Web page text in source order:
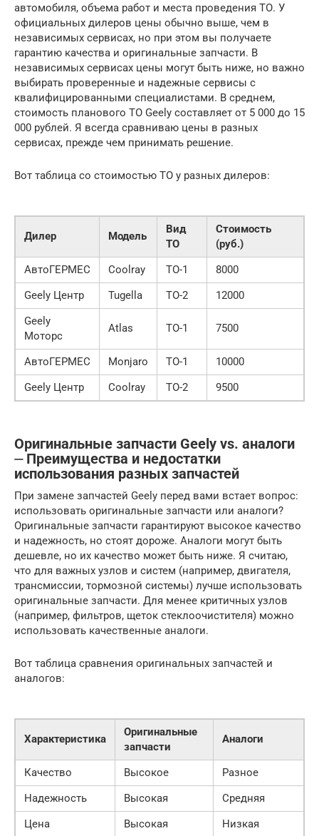
автомобиля, объема работ и места проведения ТО. У
официальных дилеров цены обычно выше, чем в
независимых сервисах, но при этом вы получаете
гарантию качества и оригинальные запчасти. В
независимых сервисах цены могут быть ниже, но важно
выбирать проверенные и надежные сервисы с
квалифицированными специалистами. В среднем,
стоимость планового ТО Geely составляет от 5 000 до 15
000 рублей. Я всегда сравниваю цены в разных
сервисах, прежде чем принимать решение.
Вот таблица со стоимостью ТО у разных дилеров:
Дилер Модель
Вид
ТО
Стоимость
(руб.)
АвтоГЕРМЕС
Coolray ТО-1
8000
Geely Центр
Tugella ТО-2
12000
Geely
Моторс
Atlas ТО-1 7500
АвтоГЕРМЕС Monjaro ТО-1
10000
Geely Центр
Coolray ТО-2 9500
Оригинальные запчасти Geely vs. аналоги
⏤ Преимущества и недостатки
использования разных запчастей
При замене запчастей Geely перед вами встает вопрос:
использовать оригинальные запчасти или аналоги?
Оригинальные запчасти гарантируют высокое качество
и надежность, но стоят дороже. Аналоги могут быть
дешевле, но их качество может быть ниже. Я считаю,
что для важных узлов и систем (например, двигателя,
трансмиссии, тормозной системы) лучше использовать
оригинальные запчасти. Для менее критичных узлов
(например, фильтров, щеток стеклоочистителя) можно
использовать качественные аналоги.
Вот таблица сравнения оригинальных запчастей и
аналогов:
Характеристика
Оригинальные
запчасти
Аналоги
Качество Высокое
Разное
Надежность
Высокая
Средняя
Цена
Высокая
Низкая